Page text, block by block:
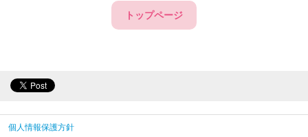
トップページ
個人情報保護方針